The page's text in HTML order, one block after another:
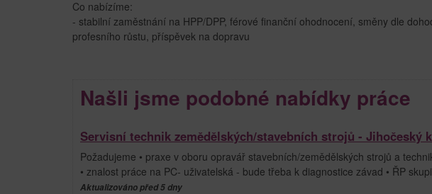
Co nabízíme:
- stabilní zaměstnání na HPP/DPP, férové finanční ohodnocení, směny dle
profesního růstu, příspěvek na dopravu
Našli jsme podobné nabídky práce
Servisní technik zemědělských/stavebních strojů - Jihočeský
Požadujeme • praxe v oboru opravář stavebních/zemědělských strojů a
• znalost práce na PC- uživatelská - bude třeba k diagnostice závad • ŘP
Aktualizováno před 5 dny